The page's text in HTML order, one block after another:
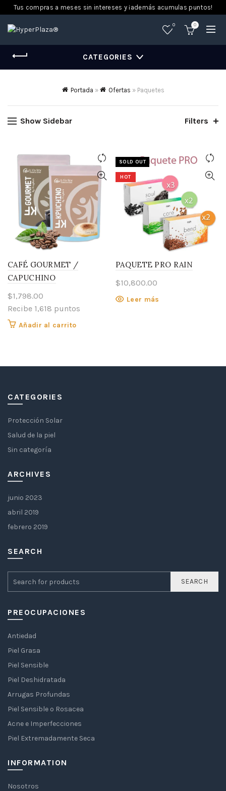
Tus compras a meses sin intereses y ¡además acumulas puntos!
0 0
CATEGORIES
Portada » Ofertas » Paquetes
Show Sidebar Filters
CAFÉ GOURMET /
CAPUCHINO
$1,798.00
Recibe 1,618 puntos
Añadir al carrito
SOLD OUT
HOT
PAQUETE PRO RAIN
$10,800.00
Leer más
CATEGORIES
Protección Solar
Salud de la piel
Sin categoría
ARCHIVES
junio 2023
abril 2019
febrero 2019
SEARCH
SEARCH
PREOCUPACIONES
Antiedad
Piel Grasa
Piel Sensible
Piel Deshidratada
Arrugas Profundas
Piel Sensible o Rosacea
Acne e Imperfecciones
Piel Extremadamente Seca
INFORMATION
Nosotros